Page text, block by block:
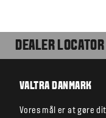
DEALER LOCATOR
VALTRA DANMARK
Vores mål er at gøre